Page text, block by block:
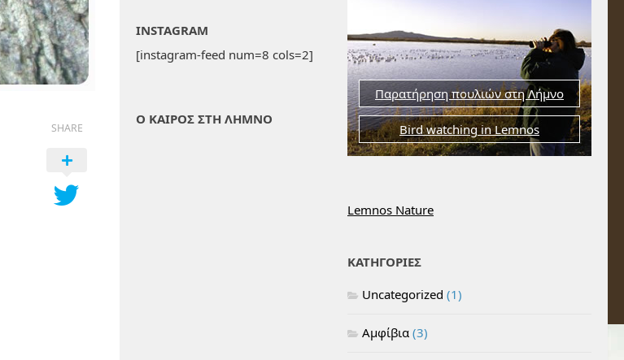
SHARE
Παρατήρηση πουλιών στη Λήμνο
Bird watching in Lemnos
Lemnos Nature
ΚΑΤΗΓΟΡΙΕΣ
Uncategorized (1)
Αμφίβια (3)
INSTAGRAM
[instagram-feed num=8 cols=2]
Ο ΚΑΙΡΟΣ ΣΤΗ ΛΗΜΝΟ